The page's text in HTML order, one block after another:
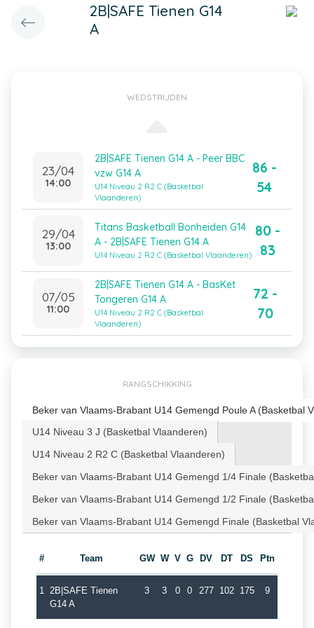
2B|SAFE Tienen G14
A
WEDSTRIJDEN
23/04
14:00
2B|SAFE Tienen G14 A - Peer BBC
vzw G14 A
U14 Niveau 2 R2 C (Basketbal
Vlaanderen)
86 -
54
29/04
13:00
Titans Basketball Bonheiden G14
A - 2B|SAFE Tienen G14 A
U14 Niveau 2 R2 C (Basketbal Vlaanderen)
80 -
83
07/05
11:00
2B|SAFE Tienen G14 A - BasKet
Tongeren G14 A
U14 Niveau 2 R2 C (Basketbal
Vlaanderen)
72 -
70
RANGSCHIKKING
Beker van Vlaams-Brabant U14 Gemengd Poule A (Basketbal
U14 Niveau 3 J (Basketbal Vlaanderen)
U14 Niveau 2 R2 C (Basketbal Vlaanderen)
Beker van Vlaams-Brabant U14 Gemengd 1/4 Finale
Beker van Vlaams-Brabant U14 Gemengd 1/2 Finale
Beker van Vlaams-Brabant U14 Gemengd Finale (Basketbal
# Team GW W V G DV DT DS Ptn
1 2B|SAFE Tienen
G14 A
3 3 0 0 277 102 175 9